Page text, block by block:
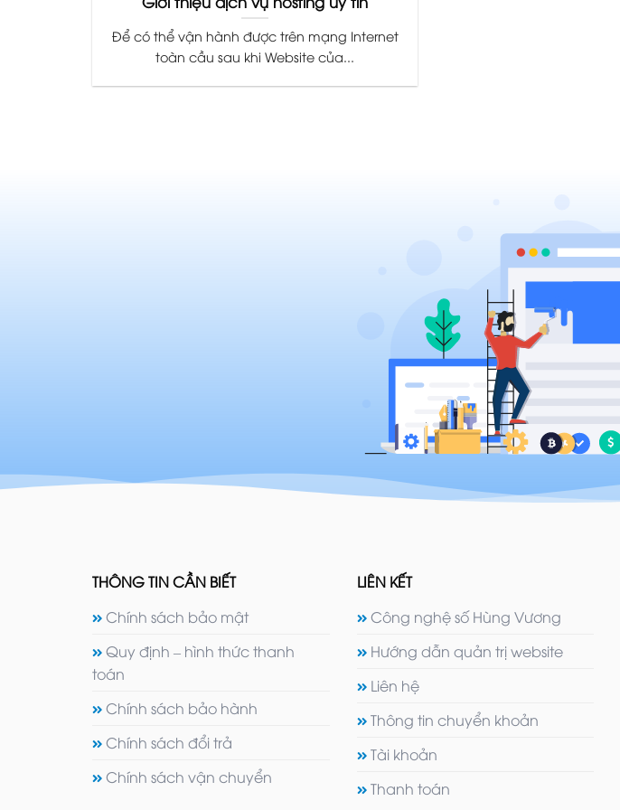
Để có thể vận hành được trên mạng Internet
toàn cầu sau khi Website của...
THÔNG TIN CẦN BIẾT
Chính sách bảo mật
Quy định – hình thức thanh
toán
Chính sách bảo hành
Chính sách đổi trả
Chính sách vận chuyển
LIÊN KẾT
Công nghệ số Hùng Vương
Hướng dẫn quản trị website
Liên hệ
Thông tin chuyển khoản
Tài khoản
Thanh toán